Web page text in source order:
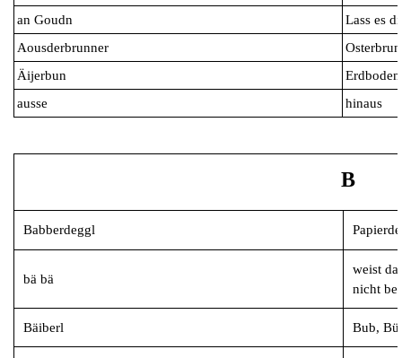
an Goudn
Lass es
Aousderbrunner
Äijerbun
Erdboden
ausse
hinaus
B
Babberdeggl
bä bä
weist
nicht
Bäiberl Bub,